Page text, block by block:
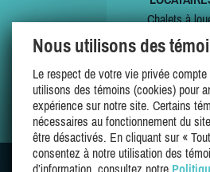
Chalets à
Chalets à
Offres
Mes favoris
Nous utilisons des
Le respect de votre vie privée
utilisons des témoins (cookies) pour
expérience sur notre site. Certains
nécessaires au fonctionnement du
être désactivés. En cliquant sur «
consentez à notre utilisation des
d’information, consultez notre